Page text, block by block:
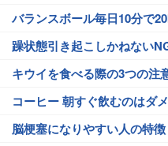
バランスボール毎日10分で
躁状態引き起こしかねない
キウイを食べる際の3つの注
コーヒー 朝すぐ飲むのはダ
脳梗塞になりやすい人の特徴